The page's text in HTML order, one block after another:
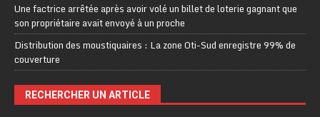
Une factrice arrêtée après avoir volé un billet de loterie gagnant que
son propriétaire avait envoyé à un proche
Distribution des moustiquaires : La zone Oti-Sud enregistre 99% de
couverture
RECHERCHER UN ARTICLE